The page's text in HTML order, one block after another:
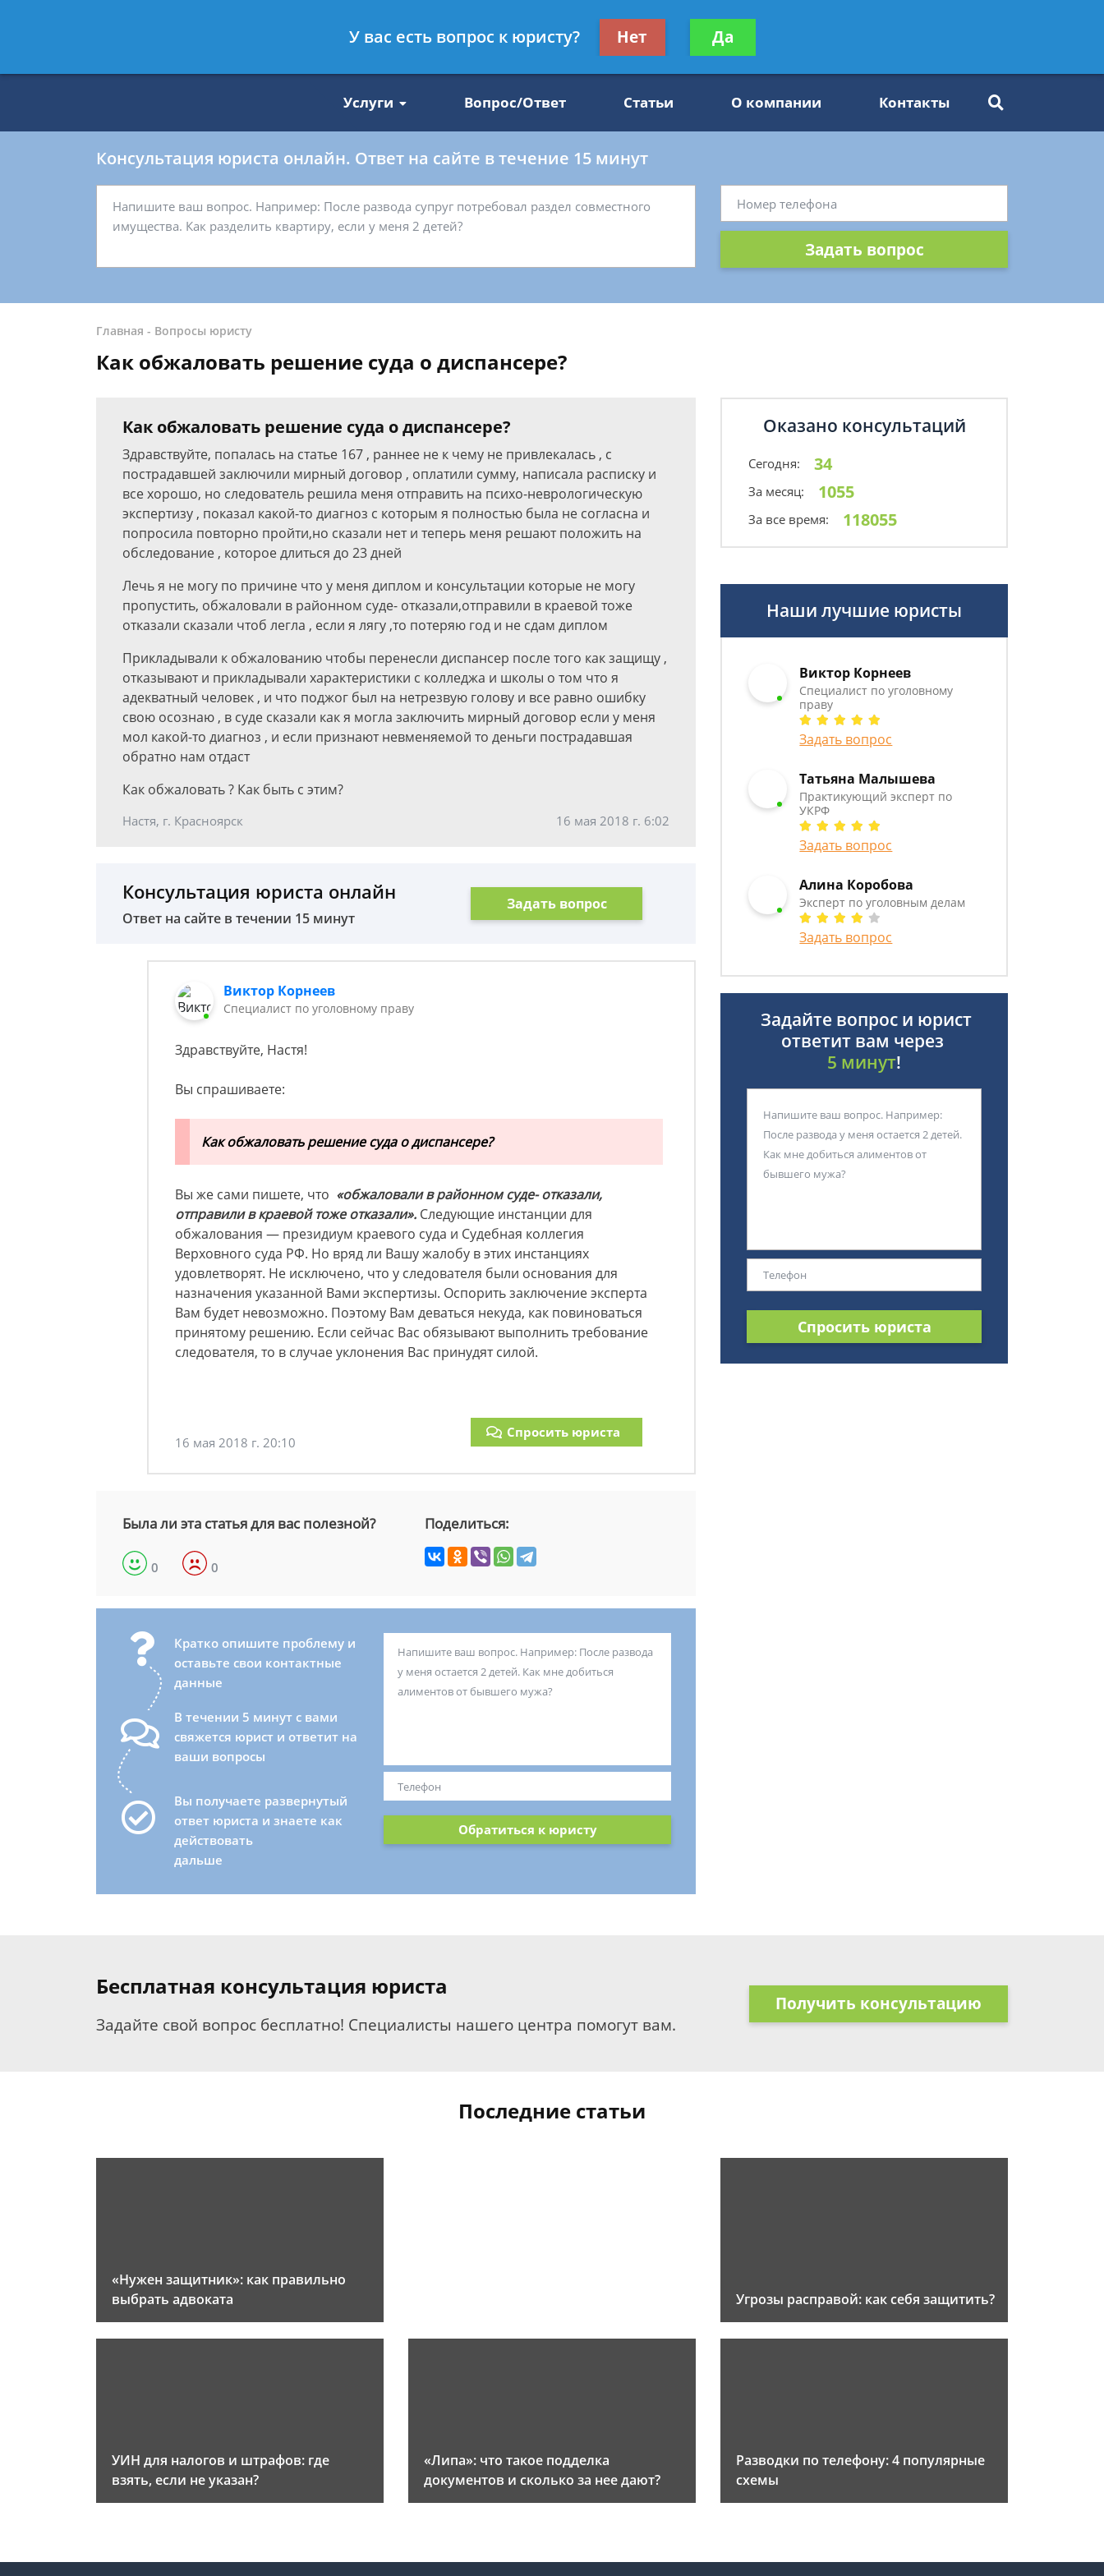
8 812 509-27-47
Получите консультацию
бесплатно
Услуги Вопрос/Ответ Статьи О компании Контакты
Консультация юриста онлайн. Ответ на сайте в течение 15 минут
Задать вопрос
Главная - Вопросы юристу
Как обжаловать решение суда о диспансере?
Как обжаловать решение суда о диспансере?
Здравствуйте, попалась на статье 167 , раннее не к чему не привлекалась , с
пострадавшей заключили мирный договор , оплатили сумму, написала расписку и
все хорошо, но следователь решила меня отправить на психо-неврологическую
экспертизу , показал какой-то диагноз с которым я полностью была не согласна и
попросила повторно пройти,но сказали нет и теперь меня решают положить на
обследование , которое длиться до 23 дней
Лечь я не могу по причине что у меня диплом и консультации которые не могу
пропустить, обжаловали в районном суде- отказали,отправили в краевой тоже
отказали сказали чтоб легла , если я лягу ,то потеряю год и не сдам диплом
Прикладывали к обжалованию чтобы перенесли диспансер после того как защищу ,
отказывают и прикладывали характеристики с колледжа и школы о том что я
адекватный человек , и что поджог был на нетрезвую голову и все равно ошибку
свою осознаю , в суде сказали как я могла заключить мирный договор если у меня
мол какой-то диагноз , и если признают невменяемой то деньги пострадавшая
обратно нам отдаст
Как обжаловать ? Как быть с этим?
Настя, г. Красноярск 16 мая 2018 г. 6:02
Консультация юриста онлайн
Ответ на сайте в течении 15 минут
Задать вопрос
Виктор Корнеев
Cпециалист по уголовному праву
Здравствуйте, Настя!
Вы спрашиваете:
Как обжаловать решение суда о диспансере?
Вы же сами пишете, что «обжаловали в районном суде- отказали,
отправили в краевой тоже отказали». Следующие инстанции для
обжалования — президиум краевого суда и Судебная коллегия
Верховного суда РФ. Но вряд ли Вашу жалобу в этих инстанциях
удовлетворят. Не исключено, что у следователя были основания для
назначения указанной Вами экспертизы. Оспорить заключение эксперта
Вам будет невозможно. Поэтому Вам деваться некуда, как повиноваться
принятому решению. Если сейчас Вас обязывают выполнить требование
следователя, то в случае уклонения Вас принудят силой.
16 мая 2018 г. 20:10
Спросить юриста
Была ли эта статья для вас полезной?
0 0
Поделиться:
Кратко опишите проблему и
оставьте свои контактные
данные
В течении 5 минут с вами
свяжется юрист и ответит на
ваши вопросы
Вы получаете развернутый
ответ юриста и знаете как
действовать
дальше
Обратиться к юристу
Оказано консультаций
Сегодня: 34
За месяц: 1055
За все время: 118055
Наши лучшие юристы
Виктор Корнеев
Cпециалист по уголовному
праву
Задать вопрос
Татьяна Малышева
Практикующий эксперт по
УКРФ
Задать вопрос
Алина Коробова
Эксперт по уголовным делам
Задать вопрос
Задайте вопрос и юрист
ответит вам через
5 минут!
Спросить юриста
Бесплатная консультация юриста
Задайте свой вопрос бесплатно! Специалисты нашего центра помогут вам.
Получить консультацию
Последние статьи
«Нужен защитник»: как правильно
выбрать адвоката
Угрозы расправой: как себя защитить?
УИН для налогов и штрафов: где
взять, если не указан?
«Липа»: что такое подделка
документов и сколько за нее дают?
Разводки по телефону: 4 популярные
схемы
У вас есть вопрос к юристу? Нет Да